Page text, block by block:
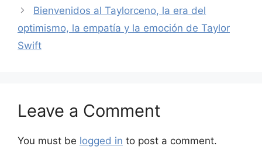
Bienvenidos al Taylorceno, la era del
optimismo, la empatía y la emoción de Taylor
Swift
Leave a Comment
You must be logged in to post a comment.